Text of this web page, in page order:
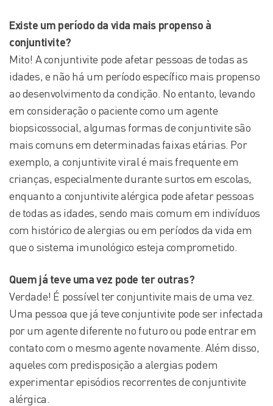
Existe um período da vida mais propenso à
conjuntivite?
Mito! A conjuntivite pode afetar pessoas de todas as
idades, e não há um período específico mais propenso
ao desenvolvimento da condição. No entanto, levando
em consideração o paciente como um agente
biopsicossocial, algumas formas de conjuntivite são
mais comuns em determinadas faixas etárias. Por
exemplo, a conjuntivite viral é mais frequente em
crianças, especialmente durante surtos em escolas,
enquanto a conjuntivite alérgica pode afetar pessoas
de todas as idades, sendo mais comum em indivíduos
com histórico de alergias ou em períodos da vida em
que o sistema imunológico esteja comprometido.
Quem já teve uma vez pode ter outras?
Verdade! É possível ter conjuntivite mais de uma vez.
Uma pessoa que já teve conjuntivite pode ser infectada
por um agente diferente no futuro ou pode entrar em
contato com o mesmo agente novamente. Além disso,
aqueles com predisposição a alergias podem
experimentar episódios recorrentes de conjuntivite
alérgica.